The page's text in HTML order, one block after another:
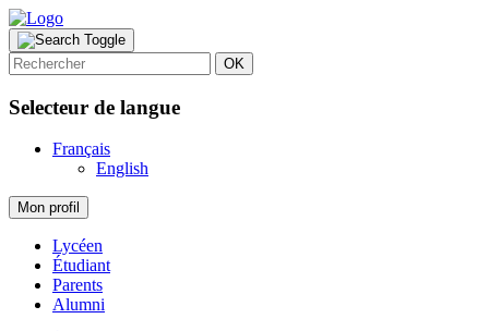
OK
Selecteur de langue
Français
English
Mon profil
Lycéen
Étudiant
Parents
Alumni